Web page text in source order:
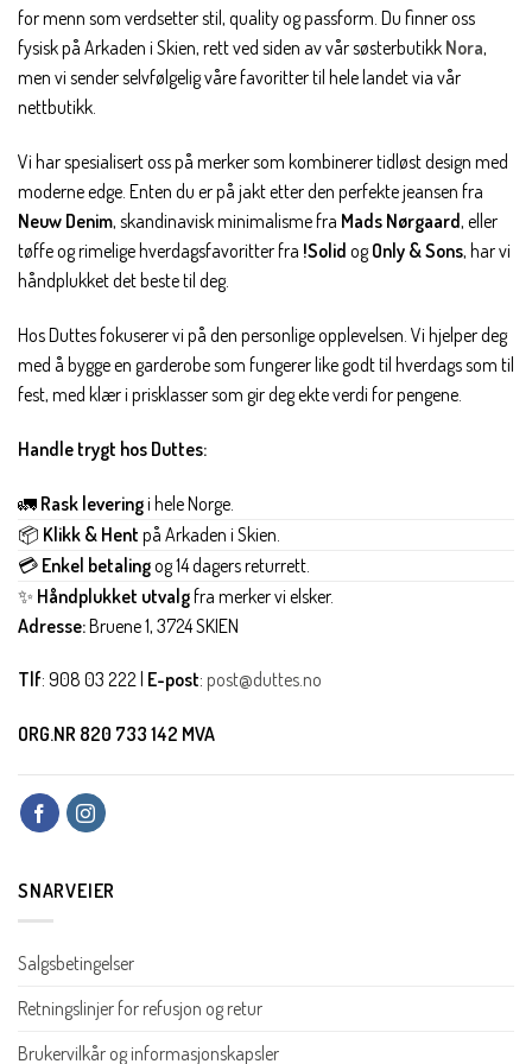
for menn som verdsetter stil, quality og passform. Du finner oss
fysisk på Arkaden i Skien, rett ved siden av vår søsterbutikk Nora,
men vi sender selvfølgelig våre favoritter til hele landet via vår
nettbutikk.
Vi har spesialisert oss på merker som kombinerer tidløst design med
moderne edge. Enten du er på jakt etter den perfekte jeansen fra
Neuw Denim, skandinavisk minimalisme fra Mads Nørgaard, eller
tøffe og rimelige hverdagsfavoritter fra !Solid ogOnly & Sons, har vi
håndplukket det beste til deg.
Hos Duttes fokuserer vi på den personlige opplevelsen. Vi hjelper deg
med å bygge en garderobe som fungerer like godt til hverdags som til
fest, med klær i prisklasser som gir deg ekte verdi for pengene.
Handle trygt hos Duttes:
🚛 Rask leveringi hele Norge.
📦 Klikk & Hent på Arkaden i Skien.
💳 Enkel betalingog 14 dagers returrett.
✨ Håndplukket utvalgfra merker vi elsker.
Adresse:Bruene 1, 3724 SKIEN
Tlf: 908 03 222 | E-post: post@duttes.no
ORG.NR 820 733 142 MVA
SNARVEIER
Salgsbetingelser
Retningslinjer for refusjon og retur
Brukervilkår og informasjonskapsler